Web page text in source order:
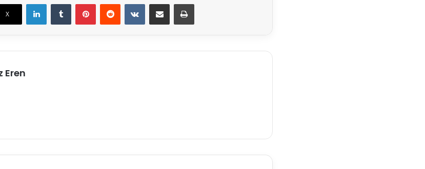
X
LinkedInTumblr PinterestReddit VKontakteE-Posta ile paylaş Yazdır
Eren